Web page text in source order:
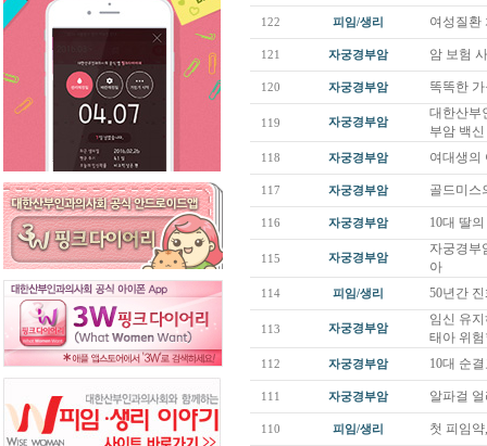
122 피임/생리 여성질환
121 자궁경부암 암 보험
120 자궁경부암 똑똑한
119 자궁경부암
대한산부
부암 백
118 자궁경부암 여대생의
117 자궁경부암 골드미스
116 자궁경부암 10대 딸
115 자궁경부암
자궁경부
아
114 피임/생리 50년간
113 자궁경부암
임신 유
태아 위
112 자궁경부암 10대 순
111 자궁경부암 알파걸
110 피임/생리 첫 피임